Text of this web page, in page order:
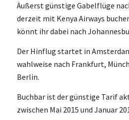
Äußerst günstige Gabelflüge
derzeit mit Kenya Airways
könnt ihr dabei nach
Der Hinflug startet in
wahlweise nach Frankfurt,
Berlin.
Buchbar ist der günstige Tarif
zwischen Mai 2015 und Januar